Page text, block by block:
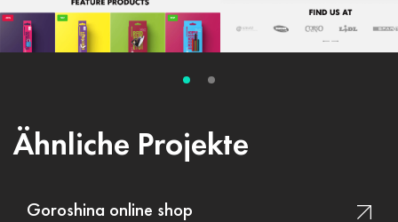
Ähnliche Projekte
Goroshina online shop